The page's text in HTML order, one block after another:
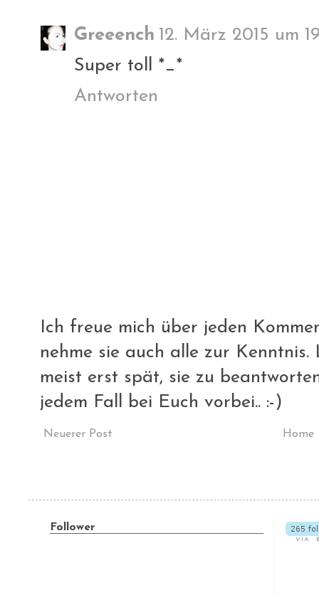
Greeench 12. März 2015 um
Super toll *_*
Antworten
Ich freue mich über jeden
nehme sie auch alle zur
meist erst spät, sie zu
jedem Fall bei Euch vorbei.. :-)
Neuerer Post Home
Follower